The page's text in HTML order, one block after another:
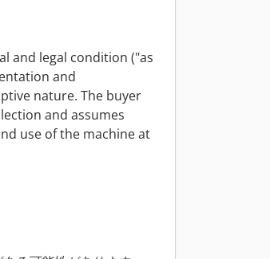
and legal condition ("as
and
nature. The buyer
and assumes
use of the machine at